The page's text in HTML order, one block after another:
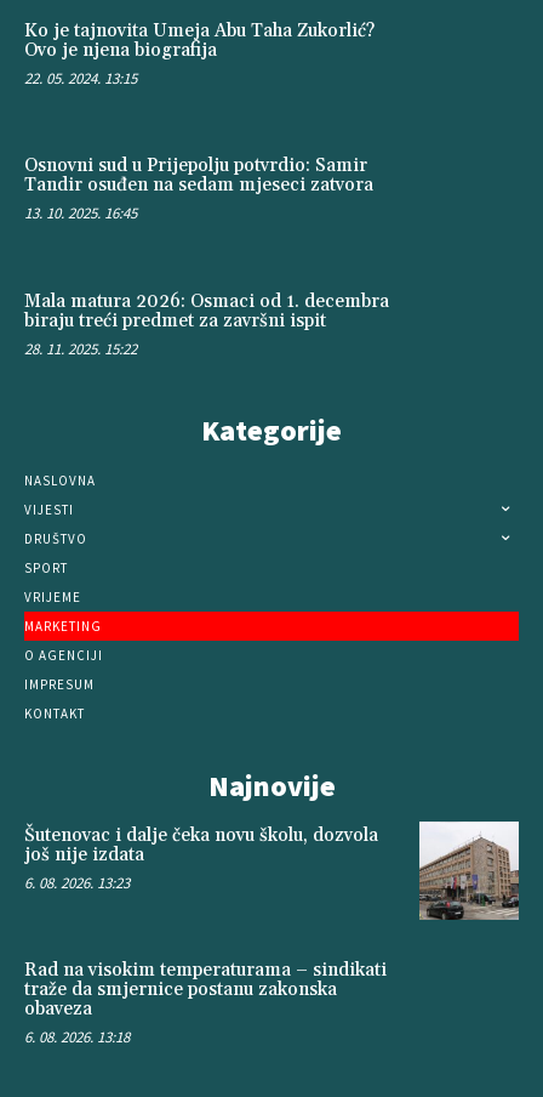
Ko je tajnovita Umeja Abu Taha Zukorlić?
Ovo je njena biografija
22. 05. 2024. 13:15
Osnovni sud u Prijepolju potvrdio: Samir
Tandir osuđen na sedam mjeseci zatvora
13. 10. 2025. 16:45
Mala matura 2026: Osmaci od 1. decembra
biraju treći predmet za završni ispit
28. 11. 2025. 15:22
Kategorije
NASLOVNA
VIJESTI
DRUŠTVO
SPORT
VRIJEME
MARKETING
O AGENCIJI
IMPRESUM
KONTAKT
Najnovije
Šutenovac i dalje čeka novu školu, dozvola
još nije izdata
6. 08. 2026. 13:23
Rad na visokim temperaturama – sindikati
traže da smjernice postanu zakonska
obaveza
6. 08. 2026. 13:18